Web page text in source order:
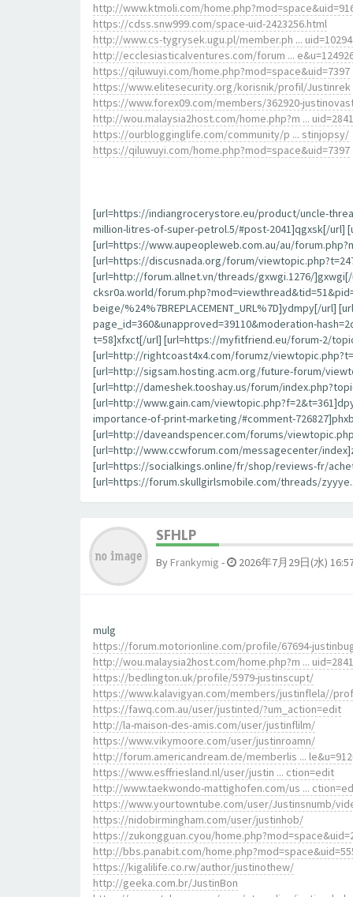
http://www.ktmoli.com/
https://cdss.snw999.com/space-uid-2423256.html
http://www.cs-tygrysek.ugu.pl/member.ph ...
http://ecclesiasticalventures.com/forum ...
https://qiluwuyi.com/home.php?mod=space&uid=7397
https://www.elitesecurity.org/korisnik/profil/Justinrek
https://www.forex09.com/members/362920-
http://wou.malaysia2host.com/home.php?m ...
https://ourblogginglife.com/community/p ... stinjopsy/
https://qiluwuyi.com/home.php?mod=space&uid=7397
[url=https://indiangrocerystore.eu/product/uncle-
million-litres-of-super-petrol.5/#post-2041]qgxsk[/url]
[url=https://www.aupeopleweb.com.au/au/
[url=https://discusnada.org/forum/
[url=http://forum.allnet.vn/threads/gxwgi.1276/
cksr0a.world/
beige/%24%7BREPLACEMENT_URL%7D]ydmpy[/
page_id=360&unapproved=39110&moderation-
t=58]xfxct[/url] [url=https://myfitfriend.eu/forum-2/
[url=http://rightcoast4x4.com/forumz/
[url=http://sigsam.hosting.acm.org/future-forum/
[url=http://dameshek.tooshay.us/forum/
[url=http://www.gain.cam/
importance-of-print-marketing/#comment-
[url=http://daveandspencer.com/forums/
[url=http://www.ccwforum.com/messagecenter/
[url=https://socialkings.online/fr/shop/reviews-fr/
[url=https://forum.skullgirlsmobile.com/threads/
SFHLP
By Frankymig - 2026年7月29日(水)
mulg
https://forum.motorionline.com/profile/67694-
http://wou.malaysia2host.com/home.php?m ...
https://bedlington.uk/profile/5979-justinscupt/
https://www.kalavigyan.com/members/justinflela//
https://fawq.com.au/user/justinted/?um_action=edit
http://la-maison-des-amis.com/user/justinflilm/
https://www.vikymoore.com/user/justinroamn/
http://forum.americandream.de/memberlis ...
https://www.esffriesland.nl/user/justin ... ction=edit
http://www.taekwondo-mattighofen.com/us ...
https://www.yourtowntube.com/user/Justinsnumb/
https://nidobirmingham.com/user/justinhob/
https://zukongguan.cyou/
http://bbs.panabit.com/
https://kigalilife.co.rw/author/justinothew/
http://geeka.com.br/JustinBon